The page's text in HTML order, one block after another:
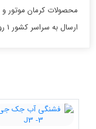
محصولات کرمان موتور و
ارسال به سراسر کشور 1 روزه و تهران 1 ساعته